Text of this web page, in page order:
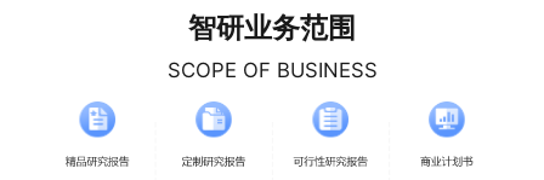
智研业务范围
SCOPE OF BUSINESS